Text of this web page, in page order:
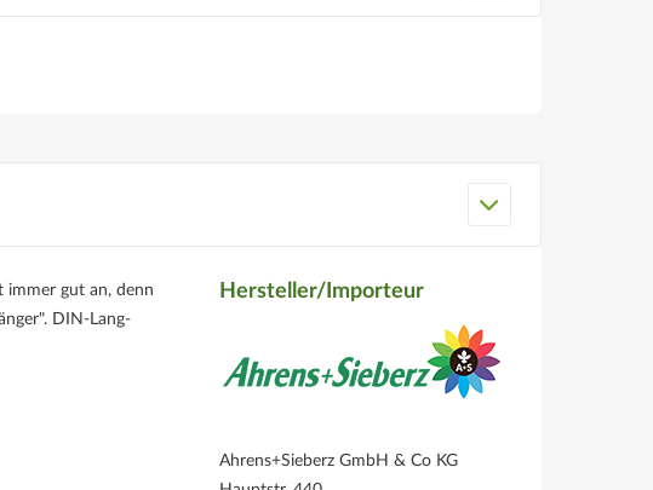
immer gut an, denn
DIN-Lang-
Hersteller/Importeur
Ahrens+Sieberz GmbH & Co KG